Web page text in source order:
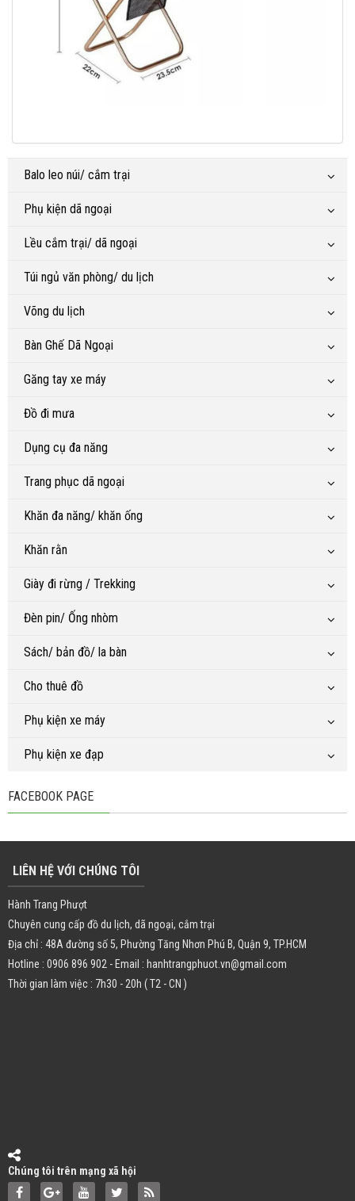
Balo leo núi/ cắm trại
Phụ kiện dã ngoại
Lều cắm trại/ dã ngoại
Túi ngủ văn phòng/ du lịch
Võng du lịch
Bàn Ghế Dã Ngoại
Găng tay xe máy
Đồ đi mưa
Dụng cụ đa năng
Trang phục dã ngoại
Khăn đa năng/ khăn ống
Khăn rằn
Giày đi rừng / Trekking
Đèn pin/ Ống nhòm
Sách/ bản đồ/ la bàn
Cho thuê đồ
Phụ kiện xe máy
Phụ kiện xe đạp
FACEBOOK PAGE
LIÊN HỆ VỚI CHÚNG TÔI
Hành Trang Phượt
Chuyên cung cấp đồ du lịch, dã ngoại, cắm trại
Địa chỉ : 48A đường số 5, Phường Tăng Nhơn Phú B, Quận 9, TP.HCM
Hotline : 0906 896 902 - Email : hanhtrangphuot.vn@gmail.com
Thời gian làm việc : 7h30 - 20h ( T2 - CN )
Chúng tôi trên mạng xã hội